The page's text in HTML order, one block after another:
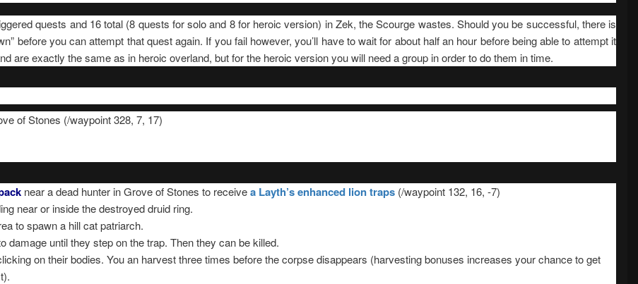
quests and 16 total (8 quests for solo and 8 for heroic version) in Zek, the Scourge wastes. Should you be successful, there is
before you can attempt that quest again. If you fail however, you’ll have to wait for about half an hour before being able to attempt it
are exactly the same as in heroic overland, but for the heroic version you will need a group in order to do them in time.
of Stones (/waypoint 328, 7, 17)
near a dead hunter in Grove of Stones to receivea Layth’s enhanced lion traps (/waypoint 132, 16, -7)
near or inside the destroyed druid ring.
to spawn a hill cat patriarch.
damage until they step on the trap. Then they can be killed.
on their bodies. You an harvest three times before the corpse disappears (harvesting bonuses increases your chance to get